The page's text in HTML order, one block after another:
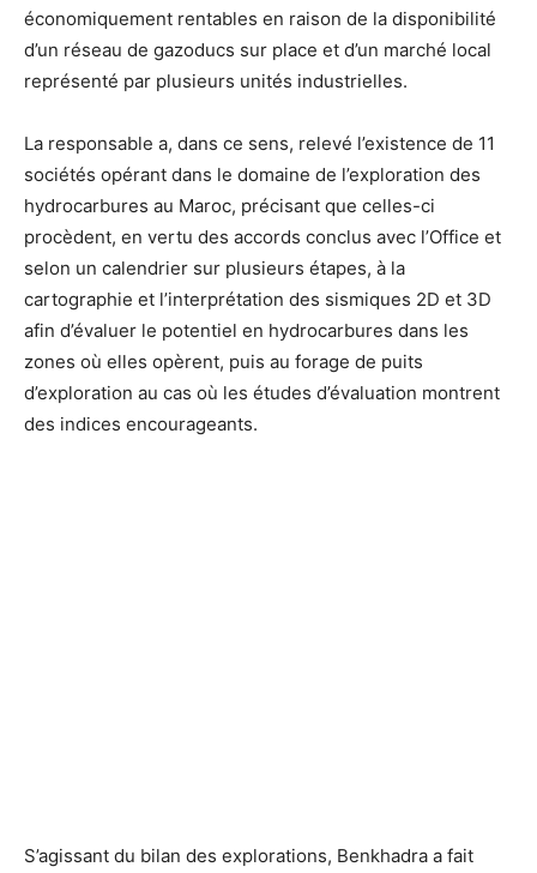
économiquement rentables en raison de la disponibilité
d’un réseau de gazoducs sur place et d’un marché local
représenté par plusieurs unités industrielles.
La responsable a, dans ce sens, relevé l’existence de 11
sociétés opérant dans le domaine de l’exploration des
hydrocarbures au Maroc, précisant que celles-ci
procèdent, en vertu des accords conclus avec l’Office et
selon un calendrier sur plusieurs étapes, à la
cartographie et l’interprétation des sismiques 2D et 3D
afin d’évaluer le potentiel en hydrocarbures dans les
zones où elles opèrent, puis au forage de puits
d’exploration au cas où les études d’évaluation montrent
des indices encourageants.
S’agissant du bilan des explorations, Benkhadra a fait